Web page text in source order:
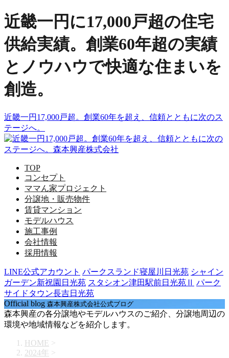
近畿一円に17,000戸超の住宅
供給実績。創業60年超の実績
とノウハウで快適な住まいを
創造。
近畿一円17,000戸超。創業60年を超え、信頼とともに次のス
テージへ。
TOP
コンセプト
ママん家プロジェクト
分譲地・販売物件
賃貸マンション
モデルハウス
施工事例
会社情報
採用情報
LINE公式アカウント パークスランド寝屋川日光苑 シャイン
ガーデン新祝園日光苑 スタシオン津田駅前日光苑Ⅱ パーク
サイドタウン長吉日光苑
Official blog 森本興産株式会社公式ブログ
森本興産の各分譲地やモデルハウスのご紹介、分譲地周辺の
環境や地域情報などを紹介します。
HOME >
2024年 >